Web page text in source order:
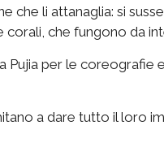
che li attanaglia: si
che fungono da
per le coreografie
a dare tutto il loro